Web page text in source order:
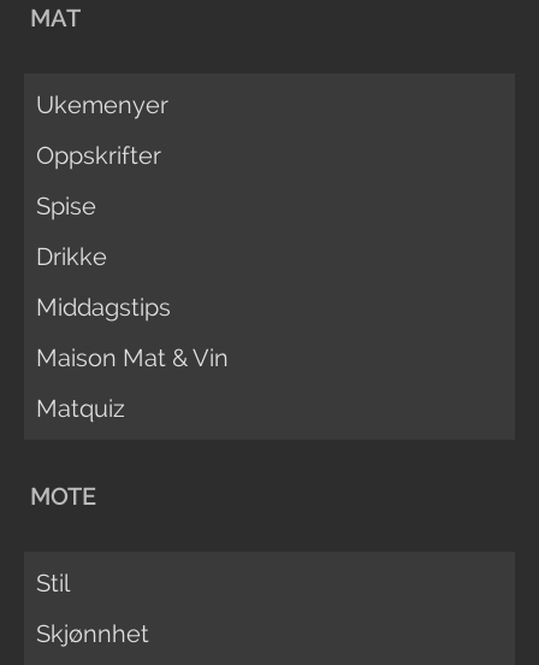
MAT
Ukemenyer
Oppskrifter
Spise
Drikke
Middagstips
Maison Mat & Vin
Matquiz
MOTE
Stil
Skjønnhet